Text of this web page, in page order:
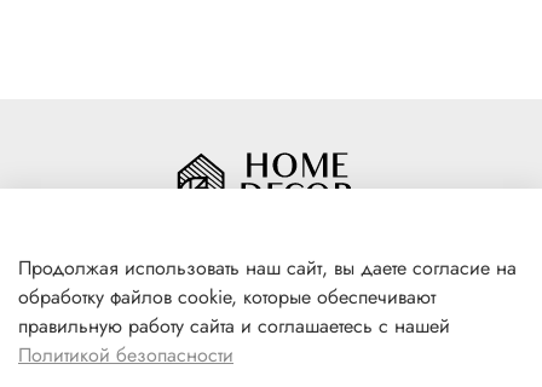
+7(996) 316 00 81
г. Якутск, ул. Лермонтова 102
Продолжая использовать наш сайт, вы даете согласие на
обработку файлов cookie, которые обеспечивают
правильную работу сайта и соглашаетесь с нашей
Политикой безопасности